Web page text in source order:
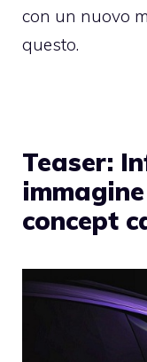
con un nuovo
questo.
Teaser:
concept